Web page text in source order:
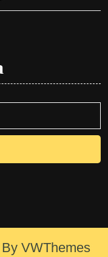
VWThemes